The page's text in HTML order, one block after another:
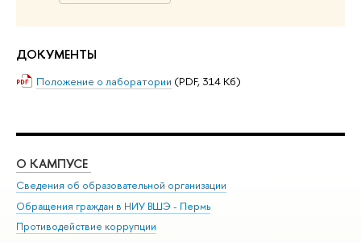
ДОКУМЕНТЫ
Положение о лаборатории (PDF, 314 Кб)
О КАМПУСЕ
Сведения об образовательной организации
Обращения граждан в НИУ ВШЭ - Пермь
Противодействие коррупции